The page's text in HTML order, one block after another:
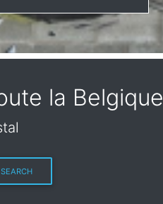
la Belgique
SEARCH